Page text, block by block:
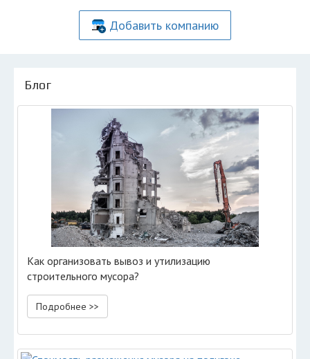
Добавить компанию
Блог
Как организовать вывоз и утилизацию
строительного мусора?
Подробнее >>